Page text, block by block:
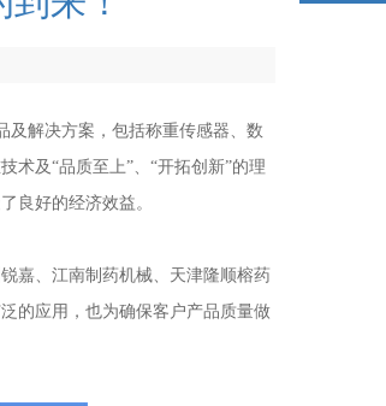
及解决方案，包括称重传感器、数
术及“品质至上”、“开拓创新”的理
良好的经济效益。
嘉、江南制药机械、天津隆顺榕药
的应用，也为确保客户产品质量做